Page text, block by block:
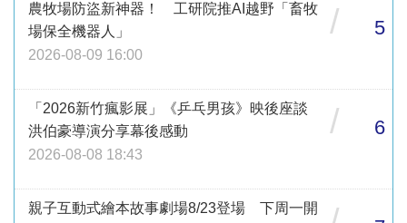
農牧場防盜新神器！ 工研院推AI越野「畜牧
場保全機器人」
2026-08-09 16:00
/ 5
「2026新竹瘋影展」《乒乓男孩》映後座談
洪伯豪導演分享幕後感動
2026-08-08 18:43
/ 6
親子互動式繪本故事劇場8/23登場 下周一開